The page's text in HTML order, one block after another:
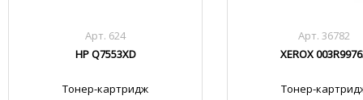
Арт. 624
HP Q7553XD
Тонер-картридж
Арт. 36782
XEROX
Тонер-